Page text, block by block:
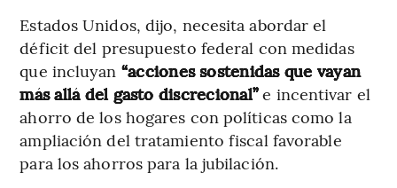
Estados Unidos, dijo, necesita abordar el
déficit del presupuesto federal con medidas
que incluyan “acciones sostenidas que vayan
más allá del gasto discrecional”e incentivar el
ahorro de los hogares con políticas como la
ampliación del tratamiento fiscal favorable
para los ahorros para la jubilación.